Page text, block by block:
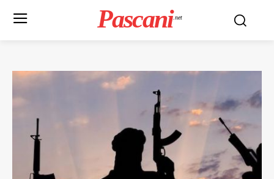
Pascani .net